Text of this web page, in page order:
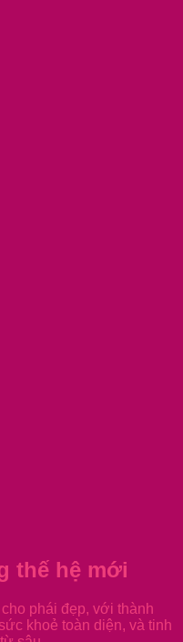
thế hệ mới
phái đẹp, với thành
khoẻ toàn diện, và tinh